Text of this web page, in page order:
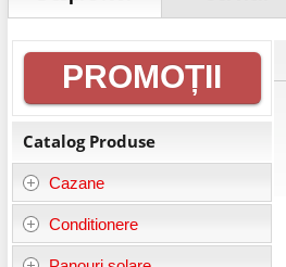
Informații
generale
PROMOȚII
Catalog Produse
Cazane
Conditionere